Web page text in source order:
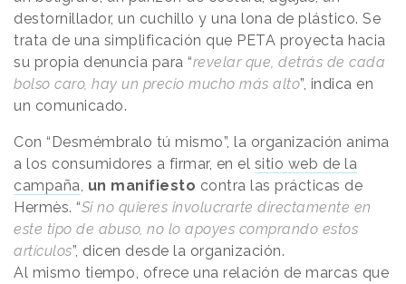
destornillador, un cuchillo y una lona de plástico. Se
trata de una simplificación que PETA proyecta hacia
su propia denuncia para “revelar que, detrás de cada
bolso caro, hay un precio mucho más alto”, indica en
un comunicado.
Con “Desmémbralo tú mismo”, la organización anima
a los consumidores a firmar, en el sitio web de la
campaña, un manifiesto contra las prácticas de
Hermès. “Si no quieres involucrarte directamente en
este tipo de abuso, no lo apoyes comprando estos
artículos”, dicen desde la organización.
Al mismo tiempo, ofrece una relación de marcas que